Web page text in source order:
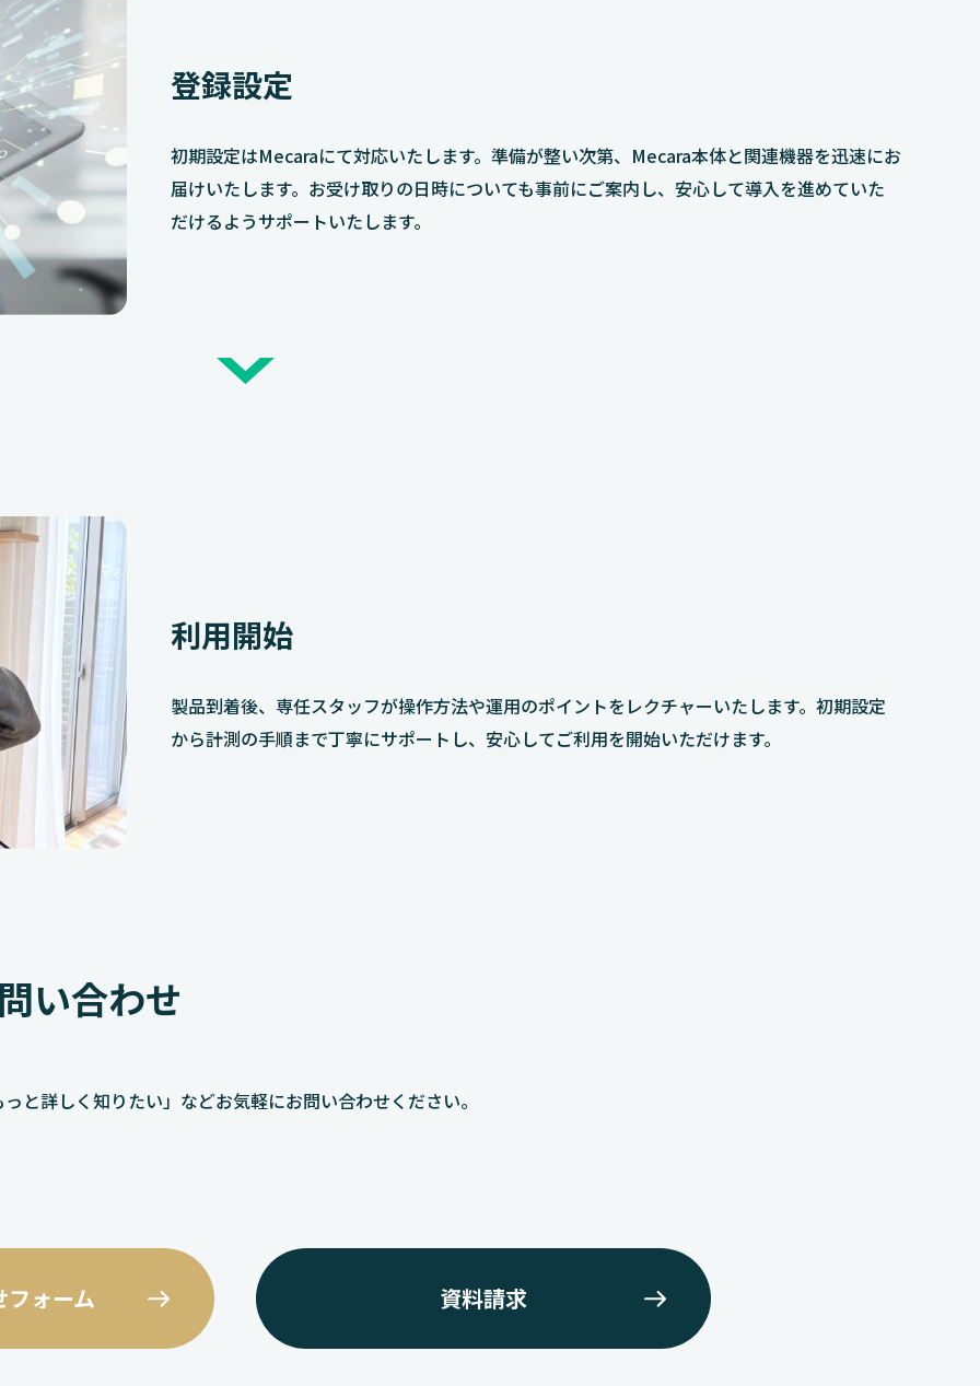
登録設定
初期設定はMecaraにて対応いたします。準備が整い次第、Mecara本体と関連機器を迅速にお
届けいたします。お受け取りの日時についても事前にご案内し、安心して導入を進めていた
だけるようサポートいたします。
利用開始
製品到着後、専任スタッフが操作方法や運用のポイントをレクチャーいたします。初期設定
から計測の手順まで丁寧にサポートし、安心してご利用を開始いただけます。
い合わせ
と詳しく知りたい」などお気軽にお問い合わせください。
フォーム 資料請求